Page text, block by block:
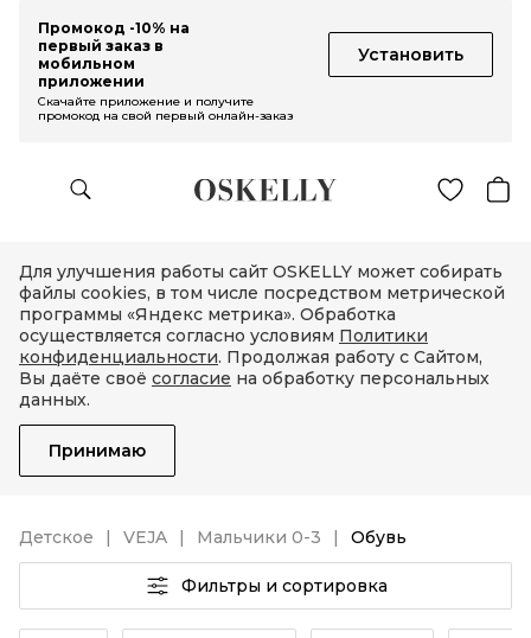
Промокод -10% на
первый заказ в
мобильном
приложении
Установить
Скачайте приложение и получите
промокод на свой первый онлайн-заказ
Для улучшения работы сайт OSKELLY может собирать
файлы cookies, в том числе посредством метрической
программы «Яндекс метрика». Обработка
осуществляется согласно условиям Политики
конфиденциальности. Продолжая работу с Сайтом,
Вы даёте своё согласие на обработку персональных
данных.
Принимаю
Детское VEJA Мальчики 0-3 Обувь
Фильтры и сортировка